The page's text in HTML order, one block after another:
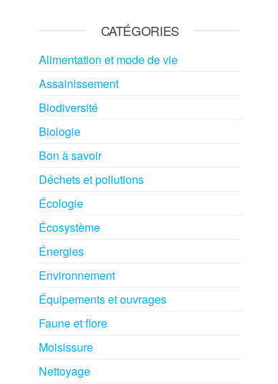
CATÉGORIES
Alimentation et mode de vie
Assainissement
Biodiversité
Biologie
Bon à savoir
Déchets et pollutions
Écologie
Écosystème
Énergies
Environnement
Équipements et ouvrages
Faune et flore
Moisissure
Nettoyage